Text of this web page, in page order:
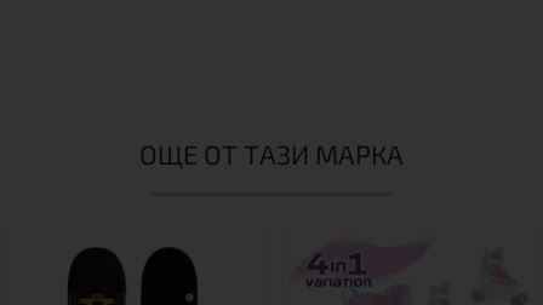
ОЩЕ ОТ ТАЗИ МАРКА